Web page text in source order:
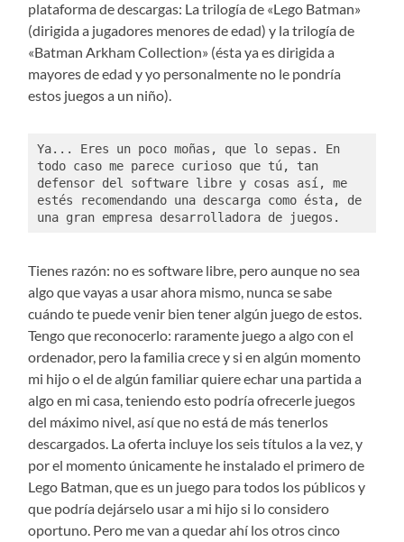
plataforma de descargas: La trilogía de «Lego Batman»
(dirigida a jugadores menores de edad) y la trilogía de
«Batman Arkham Collection» (ésta ya es dirigida a
mayores de edad y yo personalmente no le pondría
estos juegos a un niño).
Ya... Eres un poco moñas, que lo sepas. En
todo caso me parece curioso que tú, tan
defensor del software libre y cosas así, me
estés recomendando una descarga como ésta, de
una gran empresa desarrolladora de juegos.
Tienes razón: no es software libre, pero aunque no sea
algo que vayas a usar ahora mismo, nunca se sabe
cuándo te puede venir bien tener algún juego de estos.
Tengo que reconocerlo: raramente juego a algo con el
ordenador, pero la familia crece y si en algún momento
mi hijo o el de algún familiar quiere echar una partida a
algo en mi casa, teniendo esto podría ofrecerle juegos
del máximo nivel, así que no está de más tenerlos
descargados. La oferta incluye los seis títulos a la vez, y
por el momento únicamente he instalado el primero de
Lego Batman, que es un juego para todos los públicos y
que podría dejárselo usar a mi hijo si lo considero
oportuno. Pero me van a quedar ahí los otros cinco